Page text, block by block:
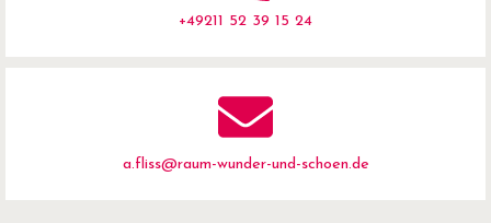
+49211 52 39 15 24
a.fliss@raum-wunder-und-schoen.de